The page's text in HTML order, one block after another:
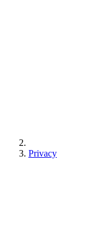
Privacy